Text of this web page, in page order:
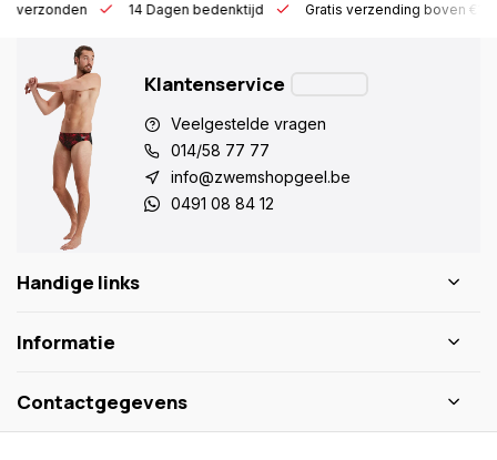
h verzonden 14 Dagen bedenktijd Gratis verzending boven
Klantenservice
Veelgestelde vragen
014/58 77 77
info@zwemshopgeel.be
0491 08 84 12
Handige links
Informatie
Contactgegevens